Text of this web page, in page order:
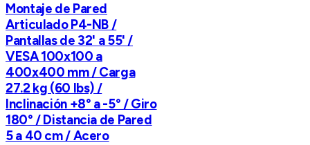
Montaje de Pared
Articulado P4-NB /
Pantallas de 32' a 55' /
VESA 100x100 a
400x400 mm / Carga
27.2 kg (60 lbs) /
Inclinación +8° a -5° / Giro
180° / Distancia de Pared
5 a 40 cm / Acero